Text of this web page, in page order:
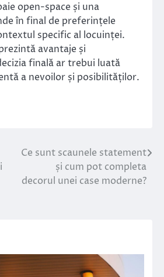
open-space și una
în final de preferințele
specific al locuinței.
avantaje și
finală ar trebui luată
a nevoilor și posibilităților.
Ce sunt scaunele statement
și cum pot completa
decorul unei case moderne?